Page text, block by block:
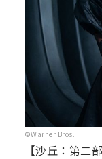
©Warner Bros.
【沙丘：第二